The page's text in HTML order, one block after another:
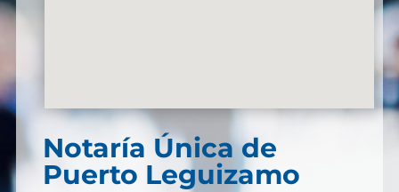
Notaría Única de
Puerto Leguizamo